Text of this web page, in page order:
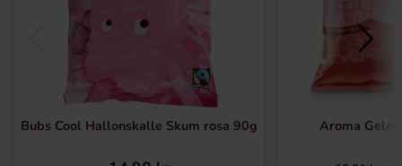
Bubs Cool Hallonskalle Skum rosa 90g Aroma